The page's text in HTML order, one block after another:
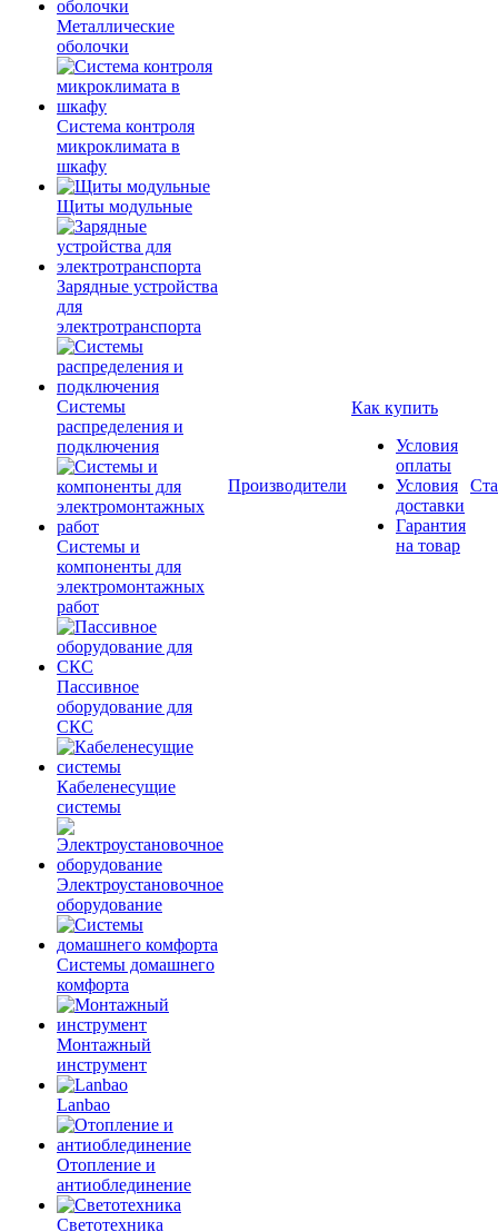
Металлические
оболочки
Система контроля
микроклимата в
шкафу
Щиты модульные
Зарядные устройства
для
электротранспорта
Системы
распределения и
подключения
Системы и
компоненты для
электромонтажных
работ
Пассивное
оборудование для
СКС
Кабеленесущие
системы
Электроустановочное
оборудование
Системы домашнего
комфорта
Монтажный
инструмент
Lanbao
Отопление и
антиоблединение
Светотехника
Производители
Как купить
Условия
оплаты
Условия
доставки
Гарантия
на товар